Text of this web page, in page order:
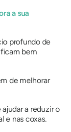
a sua
profundo de
ficam bem
de melhorar
a reduzir o
e nas coxas.